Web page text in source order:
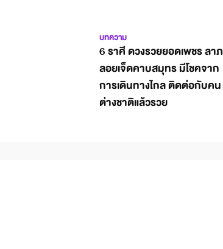
บทความ
6 ราศี ดวงรวยยอดเพชร ลาภ
ลอยเจ็ดคาบสมุทร มีโชคจาก
การเดินทางไกล ติดต่อกับคน
ต่างชาติแล้วรวย